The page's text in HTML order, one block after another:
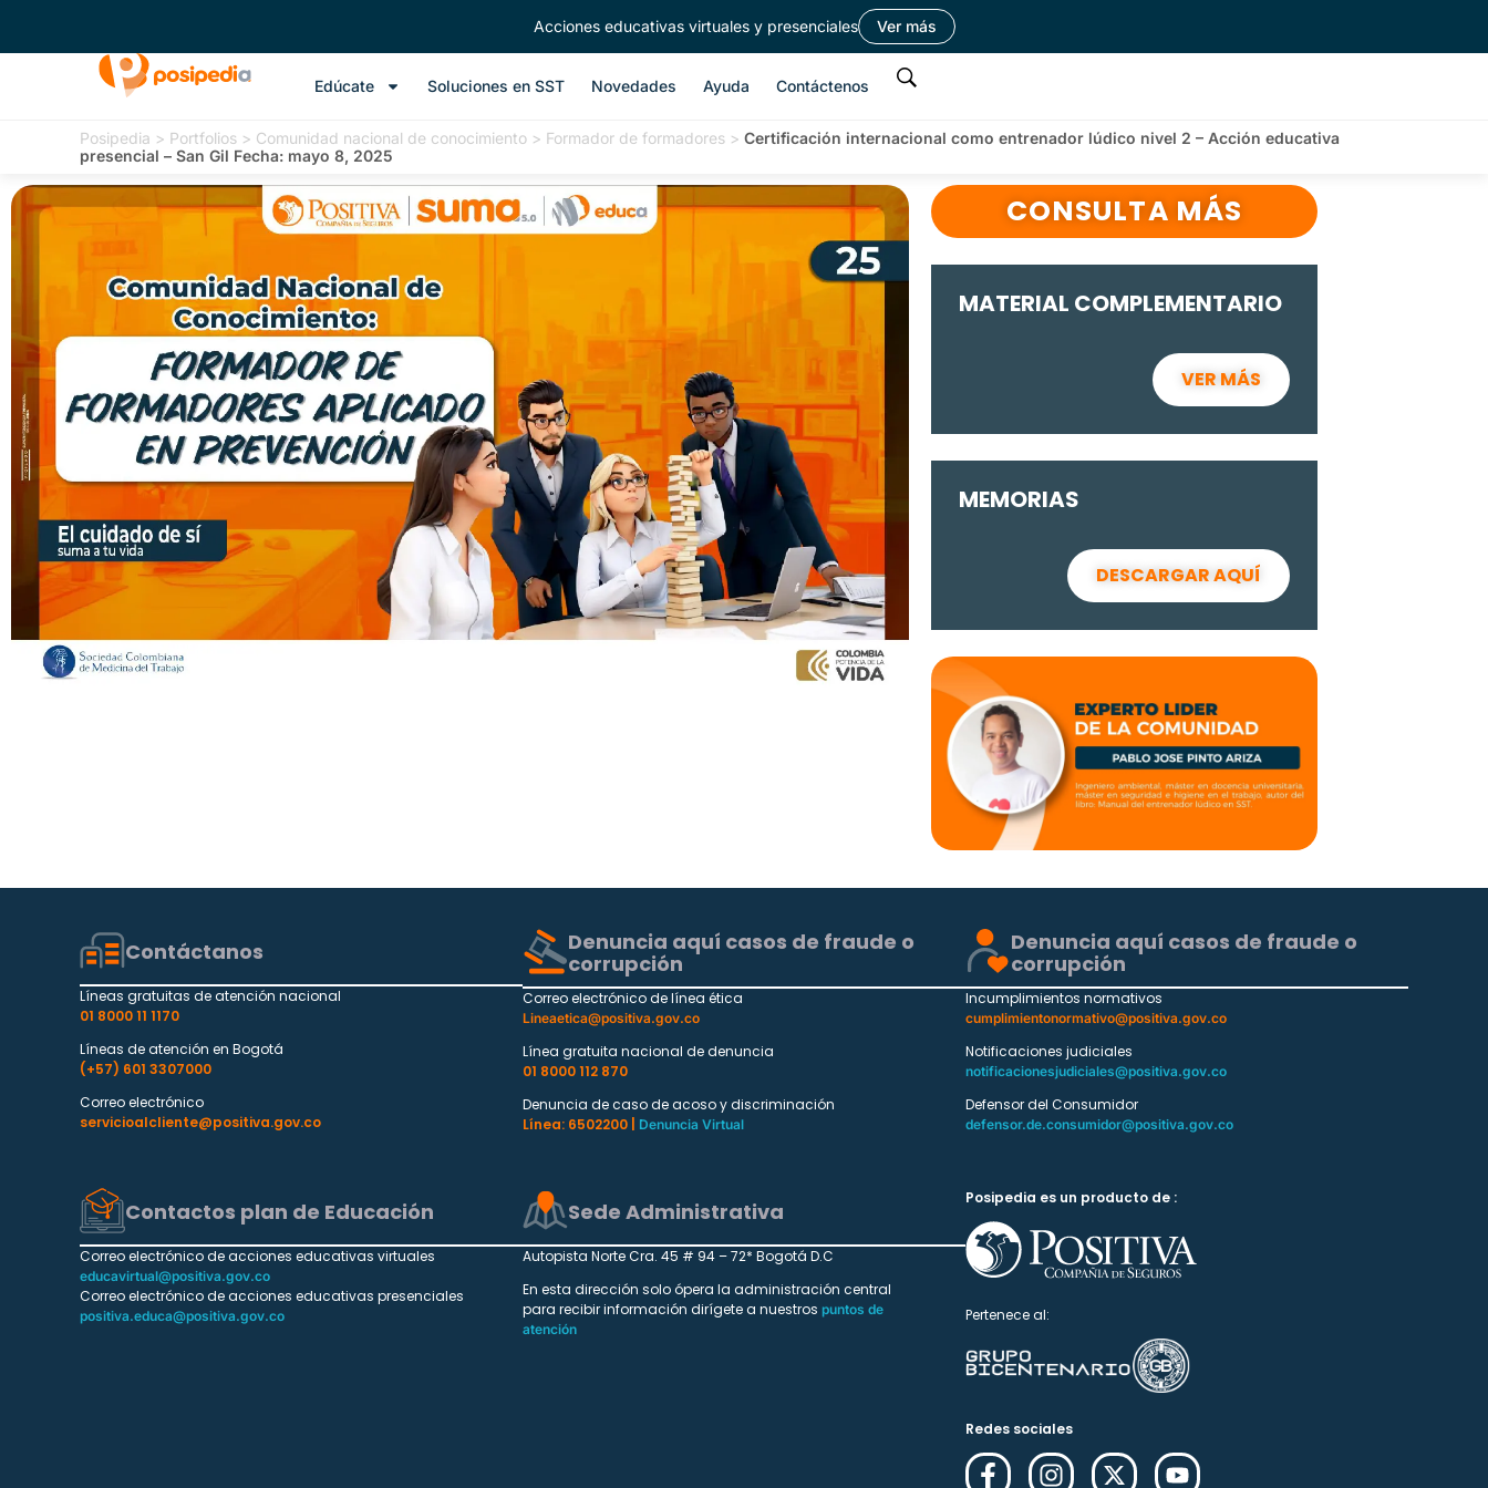
Acciones educativas virtuales y presenciales Ver más
Edúcate Soluciones en SST Novedades Ayuda Contáctenos
Posipedia > Portfolios > Comunidad nacional de conocimiento > Formador de formadores > Certificación internacional como entrenador lúdico nivel 2 – Acción educativa
presencial – San Gil Fecha: mayo 8, 2025
CONSULTA MÁS
MATERIAL COMPLEMENTARIO
VER MÁS
MEMORIAS
DESCARGAR AQUÍ
Contáctanos
Líneas gratuitas de atención nacional
01 8000 11 1170
Líneas de atención en Bogotá
(+57) 601 3307000
Correo electrónico
servicioalcliente@positiva.gov.co
Denuncia aquí casos de fraude o
corrupción
Correo electrónico de línea ética
Lineaetica@positiva.gov.co
Línea gratuita nacional de denuncia
01 8000 112 870
Denuncia de caso de acoso y discriminación
Línea: 6502200 |
Denuncia Virtual
Denuncia aquí casos de fraude o
corrupción
Incumplimientos normativos
cumplimientonormativo@positiva.gov.co
Notificaciones judiciales
notificacionesjudiciales@positiva.gov.co
Defensor del Consumidor
defensor.de.consumidor@positiva.gov.co
Contactos plan de Educación
Correo electrónico de acciones educativas virtuales
educavirtual@positiva.gov.co
Correo electrónico de acciones educativas presenciales
positiva.educa@positiva.gov.co
Sede Administrativa
Autopista Norte Cra. 45 # 94 – 72* Bogotá D.C
En esta dirección solo ópera la administración central
para recibir información dirígete a nuestros puntos de
atención
Posipedia es un producto de :
Pertenece al:
Redes sociales